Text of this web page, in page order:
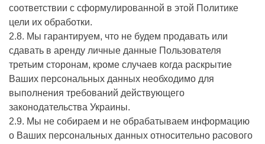
соответствии с сформулированной в этой Политике
цели их обработки.
2.8. Мы гарантируем, что не будем продавать или
сдавать в аренду личные данные Пользователя
третьим сторонам, кроме случаев когда раскрытие
Ваших персональных данных необходимо для
выполнения требований действующего
законодательства Украины.
2.9. Мы не собираем и не обрабатываем информацию
о Ваших персональных данных относительно расового